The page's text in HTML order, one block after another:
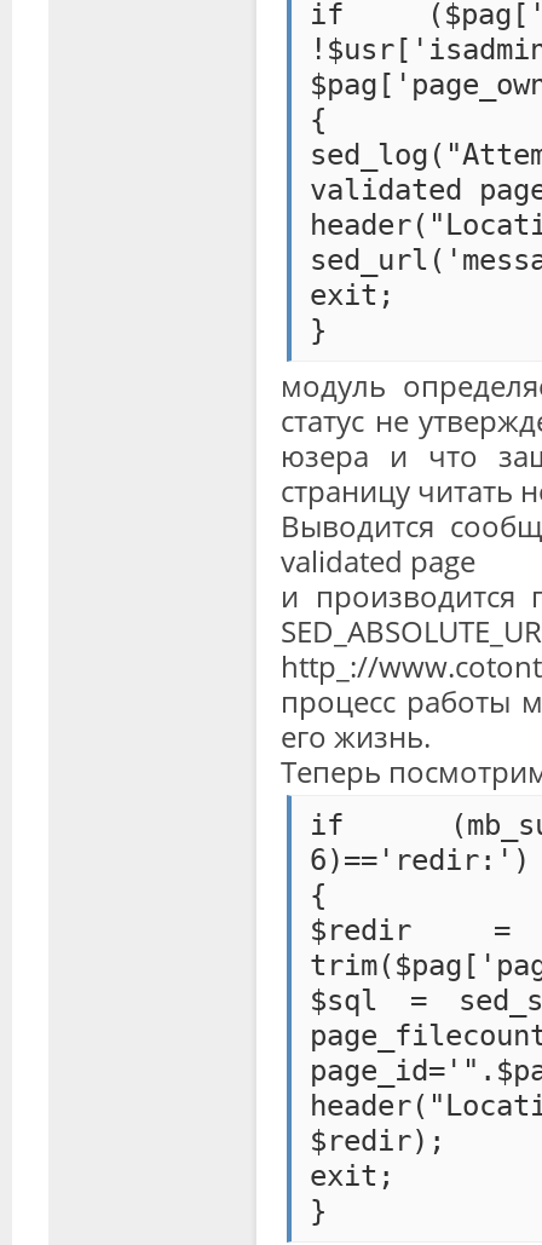
if
{
validated
exit;
}
модуль
статус не
юзера и что
страницу читать
Выводится
validated page
и производится
http_://
процесс работы
его жизнь.
Теперь
if
6)=='redir:')
{
$redir =
$sql =
$redir);
exit;
}